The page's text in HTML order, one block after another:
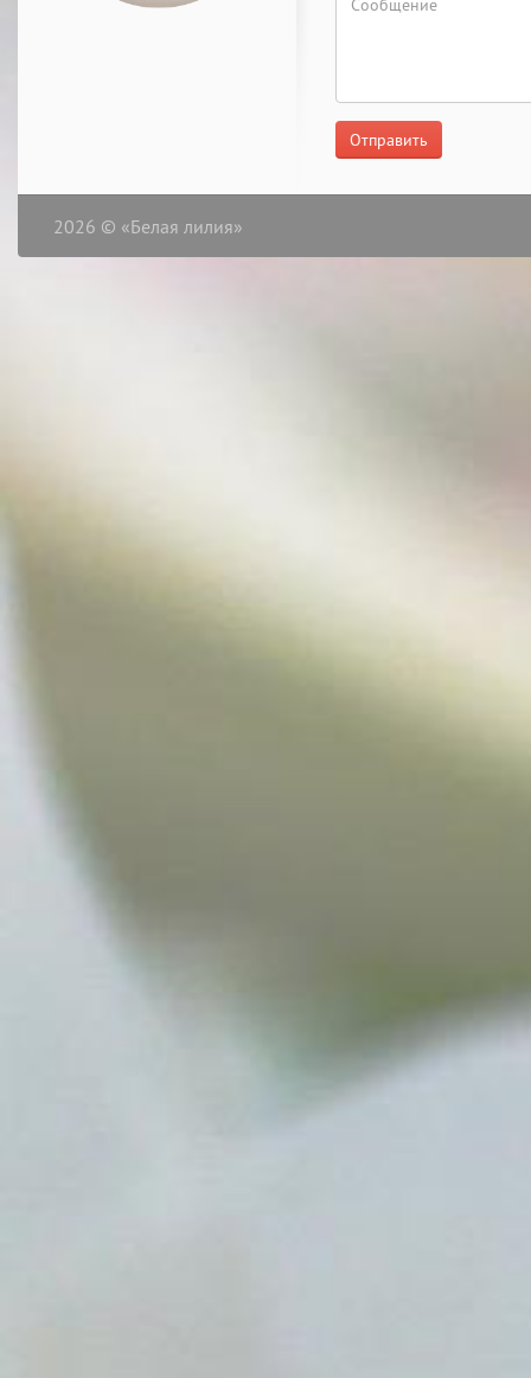
Отправить
2026 © «Белая лилия»